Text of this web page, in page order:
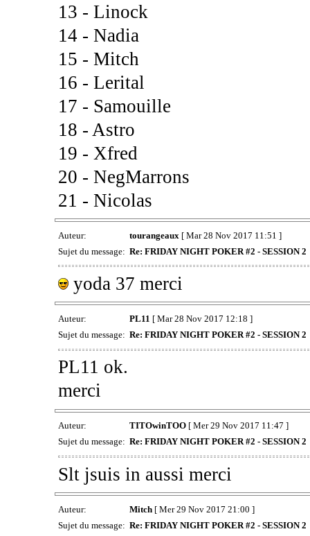
13 - Linock
14 - Nadia
15 - Mitch
16 - Lerital
17 - Samouille
18 - Astro
19 - Xfred
20 - NegMarrons
21 - Nicolas
Auteur: tourangeaux [ Mar 28 Nov 2017 11:51 ]
Sujet du message: Re: FRIDAY NIGHT POKER #2 - SESSION 2
yoda 37 merci
Auteur: PL11 [ Mar 28 Nov 2017 12:18 ]
Sujet du message: Re: FRIDAY NIGHT POKER #2 - SESSION 2
PL11 ok.
merci
Auteur: TITOwinTOO[ Mer 29 Nov 2017 11:47 ]
Sujet du message: Re: FRIDAY NIGHT POKER #2 - SESSION 2
Slt jsuis in aussi merci
Auteur: Mitch[ Mer 29 Nov 2017 21:00 ]
Sujet du message: Re: FRIDAY NIGHT POKER #2 - SESSION 2